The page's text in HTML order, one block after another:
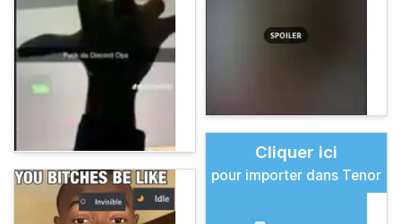
Cliquer ici
pour importer dans Tenor